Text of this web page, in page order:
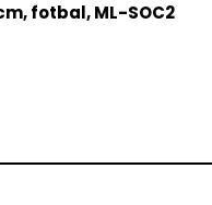
fotbal, ML-SOC2